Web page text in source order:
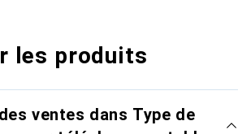
les produits
ventes dans Type de